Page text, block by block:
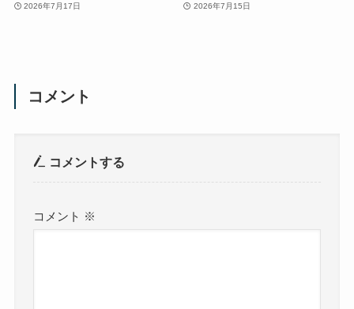
2026年7月17日 2026年7月15日
コメント
コメントする
コメント ※